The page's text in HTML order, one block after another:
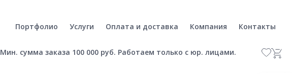
Портфолио Услуги Оплата и доставка Компания Контакты
Мин. сумма заказа 100 000 руб. Работаем только с юр. лицами.